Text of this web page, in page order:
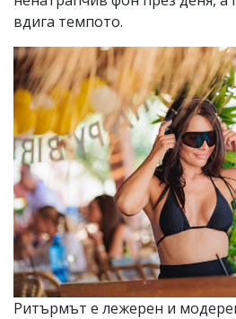
вдига темпото.
Ритърмът е лежерен и